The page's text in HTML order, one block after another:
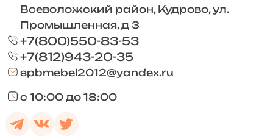
Всеволожский район, Кудрово, ул.
Промышленная, д 3
+7(800)550-83-53
+7(812)943-20-35
spbmebel2012@yandex.ru
с 10:00 до 18:00